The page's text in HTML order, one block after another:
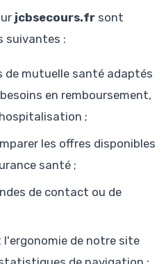
jcbsecours.fr sont
suivantes :
de mutuelle santé adaptés
en remboursement,
;
les offres disponibles
santé ;
de contact ou de
de notre site